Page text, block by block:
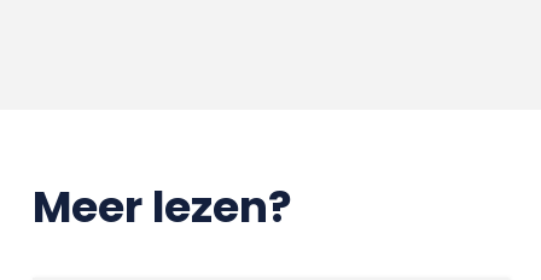
Meer lezen?